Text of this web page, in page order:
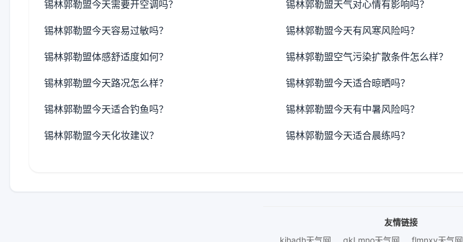
锡林郭勒盟今天需要开空调吗？ 锡林郭勒盟天气对心情有影响吗？
锡林郭勒盟今天容易过敏吗？ 锡林郭勒盟今天有风寒风险吗？
锡林郭勒盟体感舒适度如何？ 锡林郭勒盟空气污染扩散条件怎么样？
锡林郭勒盟今天路况怎么样？ 锡林郭勒盟今天适合晾晒吗？
锡林郭勒盟今天适合钓鱼吗？ 锡林郭勒盟今天有中暑风险吗？
锡林郭勒盟今天化妆建议？ 锡林郭勒盟今天适合晨练吗？
友情链接
kihadh天气网
gkLmno天气网 flmnxy天气网